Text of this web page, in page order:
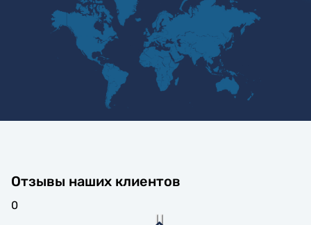
Отзывы наших клиентов
0